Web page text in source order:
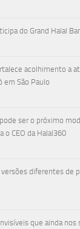
do Grand Halal
acolhimento a
em São Paulo
ser o próximo
o CEO da Halal360
versões diferentes de
que ainda nos